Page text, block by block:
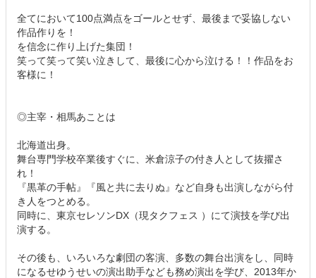
全てにおいて100点満点をゴールとせず、最後まで妥協しない
作品作りを！
を信念に作り上げた集団！
笑って笑って笑い泣きして、最後に心から泣ける！！作品をお
客様に！
◎主宰・相馬あことは
北海道出身。
舞台専門学校卒業後すぐに、米倉涼子の付き人として抜擢さ
れ！
『黒革の手帖』『風と共に去りぬ』など自身も出演しながら付
き人をつとめる。
同時に、東京セレソンDX（現タクフェス ）にて演技を学び出
演する。
その後も、いろいろな劇団の客演、多数の舞台出演をし、同時
になるせゆうせいの演出助手なども務め演出を学び、2013年か